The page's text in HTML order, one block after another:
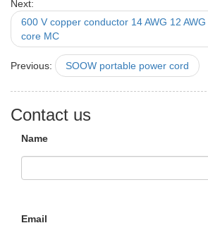
Next:
600 V copper conductor 14 AWG 12
core MC
Previous: SOOW portable power cord
Contact us
Name
Email